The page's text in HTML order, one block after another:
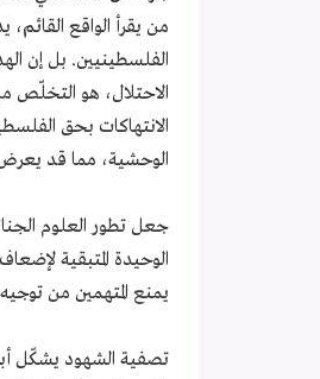
من يقرأ الواقع
الفلسطينيين. بل إن
الاحتلال، هو التخلّص
الانتهاكات بحق
الوحشية، مما قد يعرض
جعل تطور العلوم
الوحيدة المتبقية
يمنع المتهمين من
تصفية الشهود يشكّل